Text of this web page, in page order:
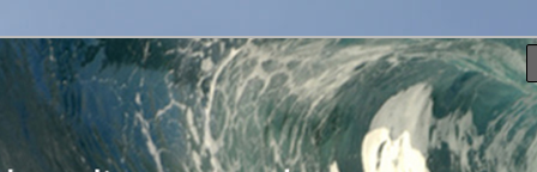
einer Hallberg Rasmus 35, erkunden wir seit Juli 2012 die Welt.